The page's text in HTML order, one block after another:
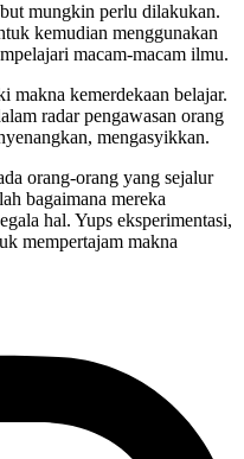
mungkin perlu dilakukan.
kemudian menggunakan
macam-macam ilmu.
makna kemerdekaan belajar.
radar pengawasan orang
mengasyikkan.
orang-orang yang sejalur
bagaimana mereka
hal. Yups eksperimentasi,
mempertajam makna